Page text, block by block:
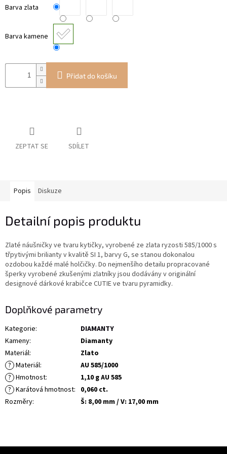
Barva zlata
Barva kamene
Přidat do košíku
ZEPTAT SE SDÍLET
Popis Diskuze
Detailní popis produktu
Zlaté náušničky ve tvaru kytičky, vyrobené ze zlata ryzosti 585/1000 s
třpytivými brilianty v kvalitě SI 1, barvy G, se stanou dokonalou
ozdobou každé malé holčičky. Do nejmenšího detailu propracované
šperky vyrobené zkušenými zlatníky jsou dodávány v originální
designové dárkové krabičce CUTIE ve tvaru pyramidky.
Doplňkové parametry
Kategorie:
DIAMANTY
Kameny:
Diamanty
Materiál:
Zlato
? Materiál:
AU 585/1000
? Hmotnost:
1,10 g AU 585
? Karátová hmotnost: 0,060 ct.
Rozměry: Š: 8,00 mm / V: 17,00 mm